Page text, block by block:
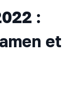
:
et